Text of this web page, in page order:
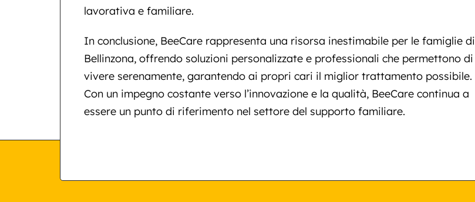
lavorativa e familiare.
In conclusione, BeeCare rappresenta una risorsa inestimabile per le famiglie di
Bellinzona, offrendo soluzioni personalizzate e professionali che permettono di
vivere serenamente, garantendo ai propri cari il miglior trattamento possibile.
Con un impegno costante verso l’innovazione e la qualità, BeeCare continua a
essere un punto di riferimento nel settore del supporto familiare.